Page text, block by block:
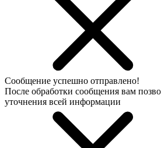
Сообщение успешно отправлено!
После обработки сообщения вам
уточнения всей информации